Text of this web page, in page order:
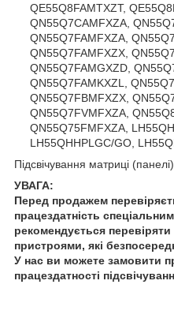
QE55Q8FAMTXZT,
QN55Q7CAMFXZA,
QN55Q7FAMFXZA,
QN55Q7FAMFXZX,
QN55Q7FAMGXZD,
QN55Q7FAMKXZL,
QN55Q7FBMFXZX,
QN55Q7FVMFXZA,
QN55Q75FMFXZA,
LH55QHHPLGC/GO,
Підсвічування матриці
УВАГА:
Перед продажем
працездатність
рекомендується перевіряти
пристроями, які
У нас ви можете замовити
працездатності